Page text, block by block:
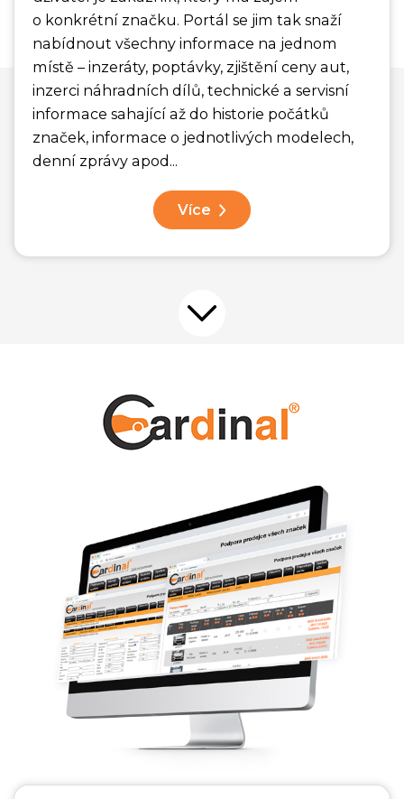
o konkrétní značku. Portál se jim tak snaží
nabídnout všechny informace na jednom
místě – inzeráty, poptávky, zjištění ceny aut,
inzerci náhradních dílů, technické a servisní
informace sahající až do historie počátků
značek, informace o jednotlivých modelech,
denní zprávy apod...
Více